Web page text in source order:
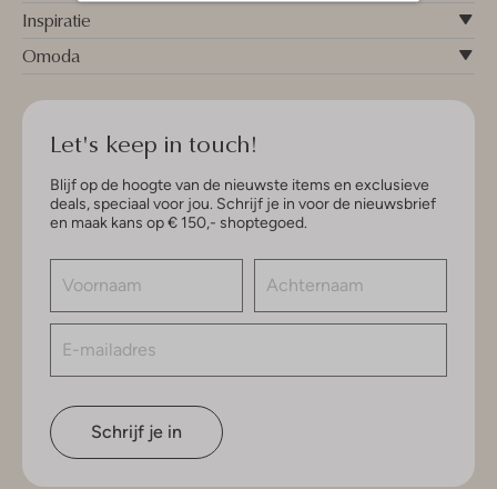
Inspiratie
Omoda
Let's keep in touch!
Blijf op de hoogte van de nieuwste items en exclusieve
deals, speciaal voor jou. Schrijf je in voor de nieuwsbrief
en maak kans op € 150,- shoptegoed.
Schrijf je in